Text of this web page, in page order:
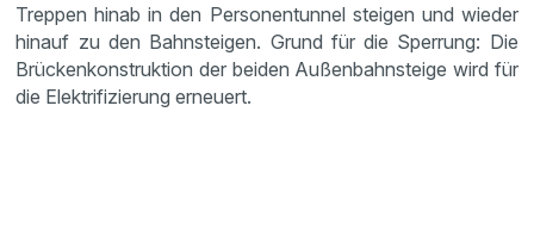
Treppen hinab in den Personentunnel steigen und wieder
hinauf zu den Bahnsteigen. Grund für die Sperrung: Die
Brückenkonstruktion der beiden Außenbahnsteige wird für
die Elektrifizierung erneuert.